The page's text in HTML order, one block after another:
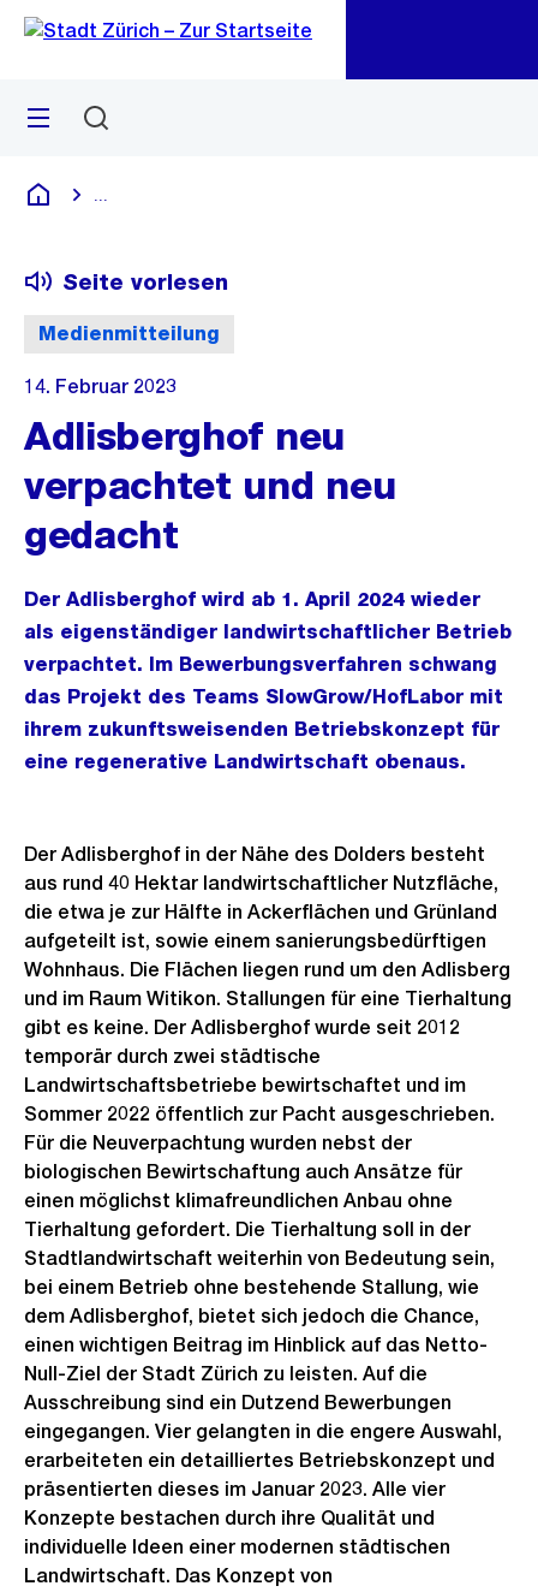
Navigation
Sprunglink
Menü
Deutsch
Medienmitteilung
Seite vorlesen
14. Februar 2023
Adlisberghof neu
verpachtet und neu
gedacht
Der Adlisberghof wird ab 1. April 2024 wieder
als eigenständiger landwirtschaftlicher Betrieb
verpachtet. Im Bewerbungsverfahren schwang
das Projekt des Teams SlowGrow/HofLabor mit
ihrem zukunftsweisenden Betriebskonzept für
eine regenerative Landwirtschaft obenaus.
Der Adlisberghof in der Nähe des Dolders besteht
aus rund 40 Hektar landwirtschaftlicher Nutzfläche,
die etwa je zur Hälfte in Ackerflächen und Grünland
aufgeteilt ist, sowie einem sanierungsbedürftigen
Wohnhaus. Die Flächen liegen rund um den Adlisberg
und im Raum Witikon. Stallungen für eine Tierhaltung
gibt es keine. Der Adlisberghof wurde seit 2012
temporär durch zwei städtische
Landwirtschaftsbetriebe bewirtschaftet und im
Sommer 2022 öffentlich zur Pacht ausgeschrieben.
Für die Neuverpachtung wurden nebst der
biologischen Bewirtschaftung auch Ansätze für
einen möglichst klimafreundlichen Anbau ohne
Tierhaltung gefordert. Die Tierhaltung soll in der
Stadtlandwirtschaft weiterhin von Bedeutung sein,
bei einem Betrieb ohne bestehende Stallung, wie
dem Adlisberghof, bietet sich jedoch die Chance,
einen wichtigen Beitrag im Hinblick auf das Netto-
Null-Ziel der Stadt Zürich zu leisten. Auf die
Ausschreibung sind ein Dutzend Bewerbungen
eingegangen. Vier gelangten in die engere Auswahl,
erarbeiteten ein detailliertes Betriebskonzept und
präsentierten dieses im Januar 2023. Alle vier
Konzepte bestachen durch ihre Qualität und
individuelle Ideen einer modernen städtischen
Landwirtschaft. Das Konzept von